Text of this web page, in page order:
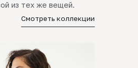
из тех же вещей.
Смотреть коллекции